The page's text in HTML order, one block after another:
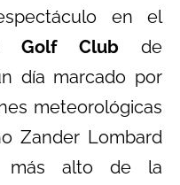
en el
Golf Club de
día marcado por
meteorológicas
Zander Lombard
alto de la